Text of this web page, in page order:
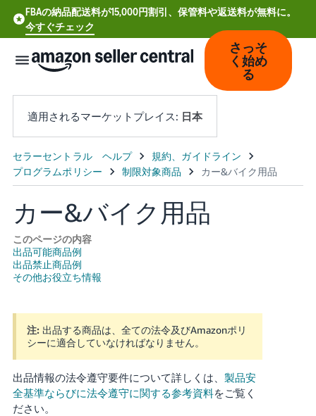
FBAの納品配送料が15,000円割引、保管料や返送料が無料に。
今すぐチェック
中
文
CN
Deutsch
- DE
- ES
Français
- FR
Italiano
- IT
さっそ
く始め
る
適用されるマーケットプレイス: 日本
カー&バイク用品
このページの内容
出品可能商品例
出品禁止商品例
その他お役立ち情報
注: 出品する商品は、全ての法令及びAmazonポリ
シーに適合していなければなりません。
出品情報の法令遵守要件について詳しくは、 製品安
全基準ならびに法令遵守に関する参考資料をご覧く
ださい。